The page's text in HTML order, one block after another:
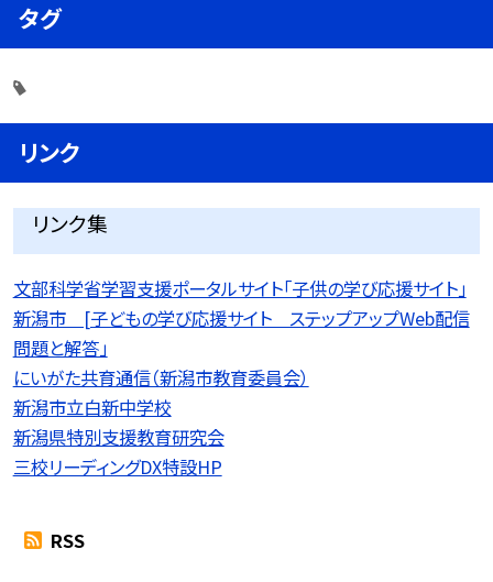
タグ
リンク
リンク集
文部科学省学習支援ポータルサイト「子供の学び応援サイト」
新潟市 [子どもの学び応援サイト ステップアップWeb配信
問題と解答」
にいがた共育通信（新潟市教育委員会）
新潟市立白新中学校
新潟県特別支援教育研究会
三校リーディングDX特設HP
RSS